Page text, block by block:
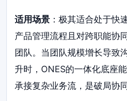
适用场景 ：极其适合处于快
产品管理流程且对跨职能协
团队。当团队规模增长导致
升时，ONES的一体化底座
承接复杂业务流，是破局协